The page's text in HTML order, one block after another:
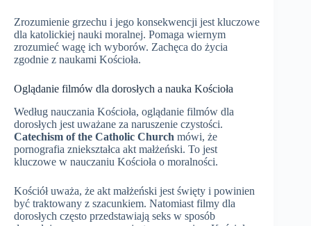
Zrozumienie grzechu i jego konsekwencji jest kluczowe
dla katolickiej nauki moralnej. Pomaga wiernym
zrozumieć wagę ich wyborów. Zachęca do życia
zgodnie z naukami Kościoła.
Oglądanie filmów dla dorosłych a nauka Kościoła
Według nauczania Kościoła, oglądanie filmów dla
dorosłych jest uważane za naruszenie czystości.
Catechism of the Catholic Church mówi, że
pornografia zniekształca akt małżeński. To jest
kluczowe w nauczaniu Kościoła o moralności.
Kościół uważa, że akt małżeński jest święty i powinien
być traktowany z szacunkiem. Natomiast filmy dla
dorosłych często przedstawiają seks w sposób